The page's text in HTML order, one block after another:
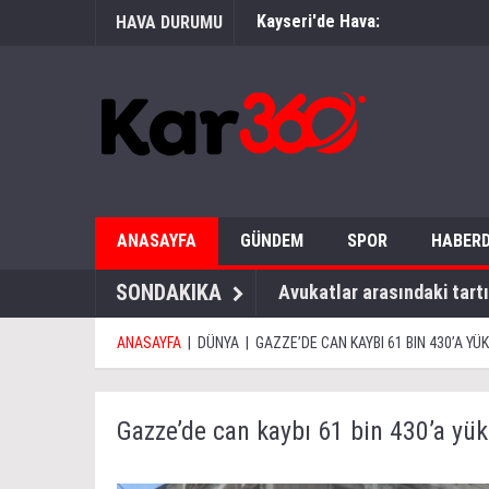
HAVA DURUMU Kayseri'de Hava:
ANASAYFA GÜNDEM SPOR
SONDAKIKA Avukatlar arasındaki
ANASAYFA DÜNYA GAZZE’DE CAN KAYBI 61 BIN 430’A
Gazze’de can kaybı 61 bin 430’a